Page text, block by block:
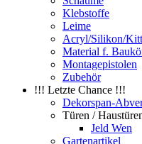
Klebstoffe
Leime
Acryl/Silikon/Kitt
Material f.
Montagepistolen
Zubehör
!!! Letzte Chance !!!
Dekorspan-
Türen /
Jeld Wen
Gartenartikel